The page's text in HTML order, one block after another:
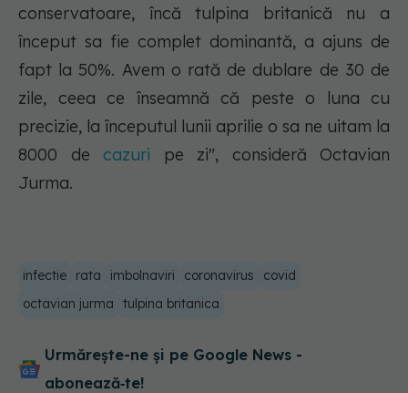
conservatoare, încă tulpina britanică nu a
început sa fie complet dominantă, a ajuns de
fapt la 50%. Avem o rată de dublare de 30 de
zile, ceea ce înseamnă că peste o luna cu
precizie, la începutul lunii aprilie o sa ne uitam la
8000 de cazuri
pe zi", consideră Octavian
Jurma.
infectie rata imbolnaviri coronavirus
covid
octavian jurma
tulpina britanica
Urmărește-ne și pe Google News -
abonează‑te!